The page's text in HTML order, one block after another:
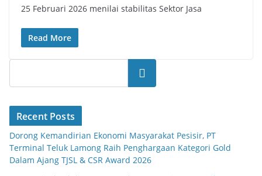
25 Februari 2026 menilai stabilitas Sektor Jasa
Read More
Search
Recent Posts
Dorong Kemandirian Ekonomi Masyarakat Pesisir, PT
Terminal Teluk Lamong Raih Penghargaan Kategori Gold
Dalam Ajang TJSL & CSR Award 2026